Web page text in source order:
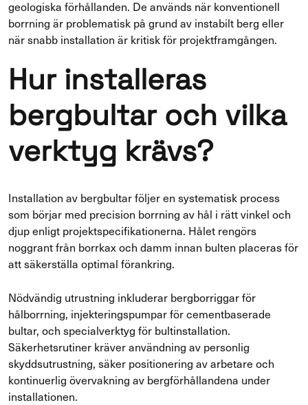
geologiska förhållanden. De används när konventionell
borrning är problematisk på grund av instabilt berg eller
när snabb installation är kritisk för projektframgången.
Hur installeras
bergbultar och vilka
verktyg krävs?
Installation av bergbultar följer en systematisk process
som börjar med precision borrning av hål i rätt vinkel och
djup enligt projektspecifikationerna. Hålet rengörs
noggrant från borrkax och damm innan bulten placeras för
att säkerställa optimal förankring.
Nödvändig utrustning inkluderar bergborriggar för
hålborrning, injekteringspumpar för cementbaserade
bultar, och specialverktyg för bultinstallation.
Säkerhetsrutiner kräver användning av personlig
skyddsutrustning, säker positionering av arbetare och
kontinuerlig övervakning av bergförhållandena under
installationen.